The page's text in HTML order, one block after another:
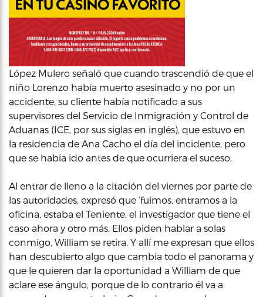
López Mulero señaló que cuando trascendió de que el
niño Lorenzo había muerto asesinado y no por un
accidente, su cliente había notificado a sus
supervisores del Servicio de Inmigración y Control de
Aduanas (ICE, por sus siglas en inglés), que estuvo en
la residencia de Ana Cacho el día del incidente, pero
que se había ido antes de que ocurriera el suceso.
Al entrar de lleno a la citación del viernes por parte de
las autoridades, expresó que ‘fuimos, entramos a la
oficina, estaba el Teniente, el investigador que tiene el
caso ahora y otro más. Ellos piden hablar a solas
conmigo, William se retira. Y allí me expresan que ellos
han descubierto algo que cambia todo el panorama y
que le quieren dar la oportunidad a William de que
aclare ese ángulo, porque de lo contrario él va a